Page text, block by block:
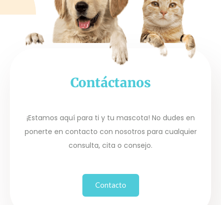
Contáctanos
¡Estamos aquí para ti y tu mascota! No dudes en
ponerte en contacto con nosotros para cualquier
consulta, cita o consejo.
Contacto